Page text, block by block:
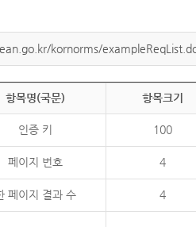
kornorms/
항목명(국문) 항목크기
인증 키 100
페이지 번호 4
페이지 결과 수 4